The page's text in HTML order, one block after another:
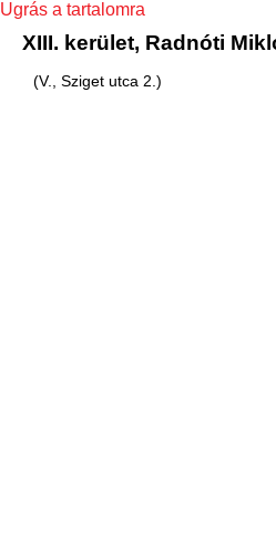
Ugrás a tartalomra
XIII. kerület, Radnóti
(V., Sziget utca 2.)